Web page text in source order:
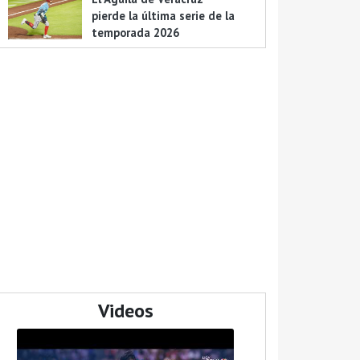
pierde la última serie de la
temporada 2026
Videos